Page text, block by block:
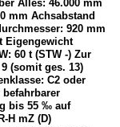
Alles: 46.000 mm
mm Achsabstand
920 mm
Eigengewicht
60 t (STW -) Zur
(somit ges. 13)
C2 oder
befahrbarer
bis 55 ‰ auf
H mZ (D)